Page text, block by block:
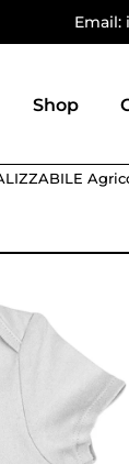
Email:
Shop